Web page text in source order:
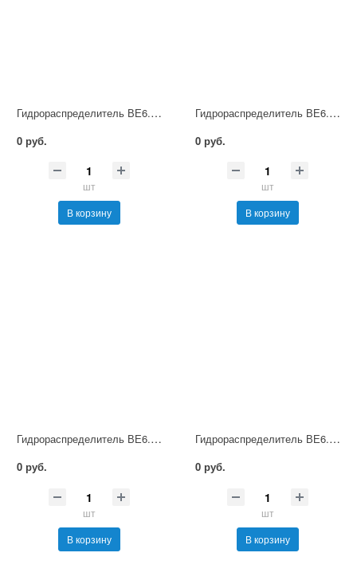
Гидрораспределитель ВЕ6.34 В220 НМ УХЛ4
0 руб.
шт
В корзину
Гидрораспределитель ВЕ6.34 В380 НМ УХЛ4
0 руб.
шт
В корзину
Гидрораспределитель ВЕ6.44 Г12 НМ УХЛ4
0 руб.
шт
В корзину
Гидрораспределитель ВЕ6.44 Г24 НМ УХЛ4
0 руб.
шт
В корзину